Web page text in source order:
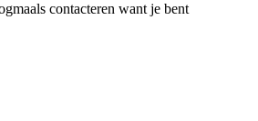
contacteren want je bent